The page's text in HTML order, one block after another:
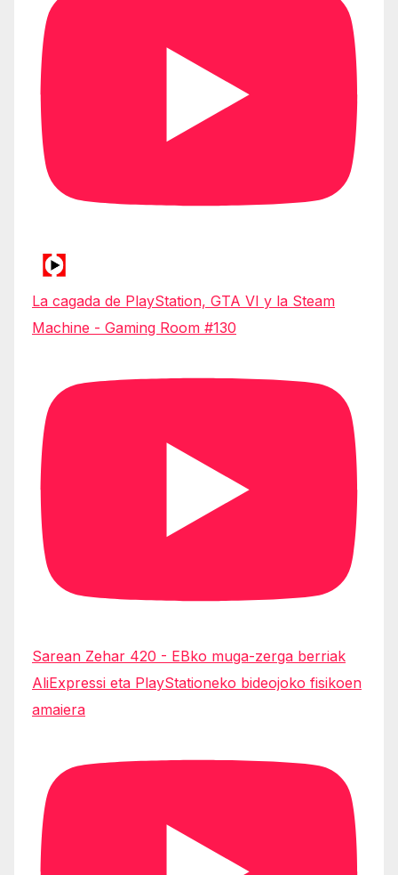
La cagada de PlayStation, GTA VI y la Steam
Machine - Gaming Room #130
Sarean Zehar 420 - EBko muga-zerga berriak
AliExpressi eta PlayStationeko bideojoko fisikoen
amaiera